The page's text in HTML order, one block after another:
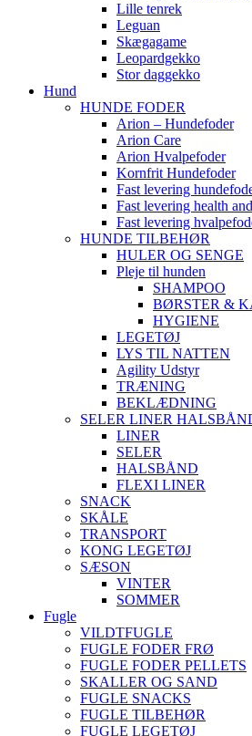
Lille tenrek
Leguan
Skægagame
Leopardgekko
Stor daggekko
Hund
HUNDE FODER
Arion – Hundefoder
Arion Care
Arion Hvalpefoder
Kornfrit Hundefoder
Fast levering
Fast levering health
Fast levering
HUNDE TILBEHØR
HULER OG SENGE
Pleje til hunden
SHAMPOO
BØRSTER &
HYGIENE
LEGETØJ
LYS TIL NATTEN
Agility Udstyr
TRÆNING
BEKLÆDNING
SELER LINER
LINER
SELER
HALSBÅND
FLEXI LINER
SNACK
SKÅLE
TRANSPORT
KONG LEGETØJ
SÆSON
VINTER
SOMMER
Fugle
VILDTFUGLE
FUGLE FODER FRØ
FUGLE FODER PELLETS
SKALLER OG SAND
FUGLE SNACKS
FUGLE TILBEHØR
FUGLE LEGETØJ